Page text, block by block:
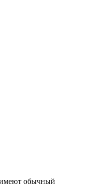
имеют обычный